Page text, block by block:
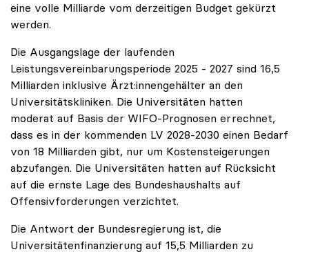
eine volle Milliarde vom derzeitigen Budget gekürzt
werden.
Die Ausgangslage der laufenden
Leistungsvereinbarungsperiode 2025 - 2027 sind 16,5
Milliarden inklusive Ärzt:innengehälter an den
Universitätskliniken. Die Universitäten hatten
moderat auf Basis der WIFO-Prognosen errechnet,
dass es in der kommenden LV 2028-2030 einen Bedarf
von 18 Milliarden gibt, nur um Kostensteigerungen
abzufangen. Die Universitäten hatten auf Rücksicht
auf die ernste Lage des Bundeshaushalts auf
Offensivforderungen verzichtet.
Die Antwort der Bundesregierung ist, die
Universitätenfinanzierung auf 15,5 Milliarden zu